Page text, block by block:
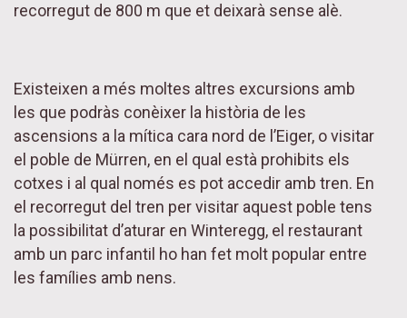
recorregut de 800 m que et deixarà sense alè.
Existeixen a més moltes altres excursions amb
les que podràs conèixer la història de les
ascensions a la mítica cara nord de l’Eiger, o visitar
el poble de Mürren, en el qual està prohibits els
cotxes i al qual només es pot accedir amb tren. En
el recorregut del tren per visitar aquest poble tens
la possibilitat d’aturar en Winteregg, el restaurant
amb un parc infantil ho han fet molt popular entre
les famílies amb nens.